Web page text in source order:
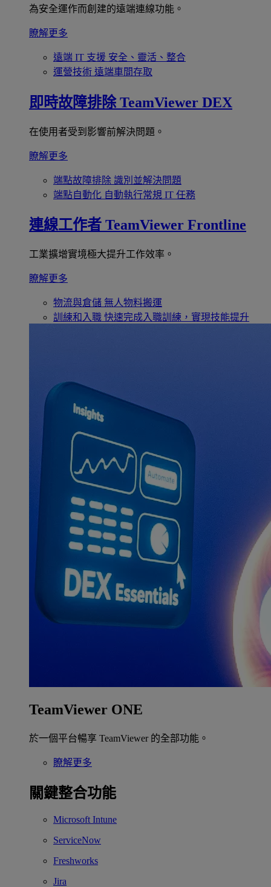
為安全運作而創建的遠端連線功能。
瞭解更多
遠端 IT 支援 安全、靈活、整合
運營技術 遠端車間存取
即時故障排除 TeamViewer DEX
在使用者受到影響前解決問題。
瞭解更多
端點故障排除 識別並解決問題
端點自動化 自動執行常規 IT 任務
連線工作者 TeamViewer Frontline
工業擴增實境極大提升工作效率。
瞭解更多
物流與倉儲 無人物料搬運
訓練和入職 快速完成入職訓練，實現技能提升
TeamViewer ONE
於一個平台暢享 TeamViewer 的全部功能。
瞭解更多
關鍵整合功能
Microsoft Intune
ServiceNow
Freshworks
Jira